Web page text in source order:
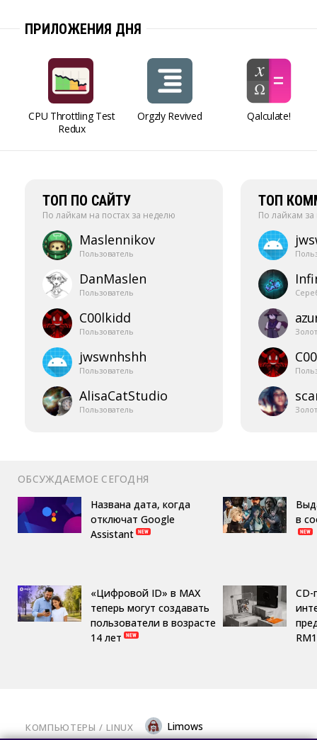
ПРИЛОЖЕНИЯ ДНЯ
CPU Throttling Test
Redux
Orgzly Revived Qalculate!
ТОП ПО САЙТУ
По лайкам на постах за неделю
Maslennikov
Пользователь
DanMaslen
Пользователь
C00lkidd
Пользователь
jwswnhshh
Пользователь
AlisaCatStudio
Пользователь
ТОП
По лайкам
ОБСУЖДАЕМОЕ СЕГОДНЯ
Названа дата, когда
отключат Google
Assistant
«Цифровой ID» в MAX
теперь могут создавать
пользователи в возрасте
14 лет
в
CD-
RM1
КОМПЬЮТЕРЫ / LINUX Limows